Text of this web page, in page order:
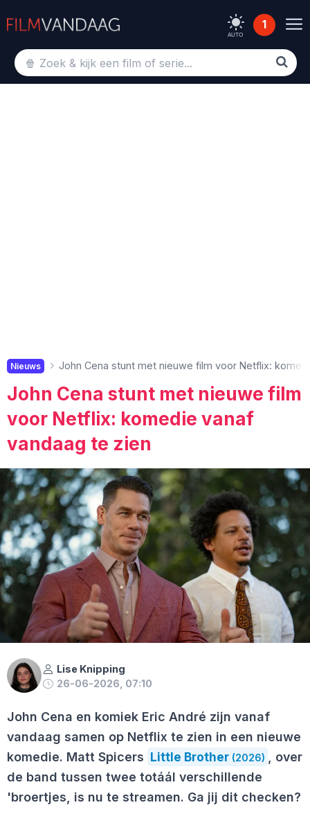
AUTO
1
Nieuws John Cena stunt met nieuwe film voor Netflix:
John Cena stunt met nieuwe film
voor Netflix: komedie vanaf
vandaag te zien
Lise Knipping
26-06-2026, 07:10
John Cena en komiek Eric André zijn vanaf
vandaag samen op Netflix te zien in een nieuwe
komedie. Matt Spicers Little Brother (2026) , over
de band tussen twee totáál verschillende
'broertjes, is nu te streamen. Ga jij dit checken?